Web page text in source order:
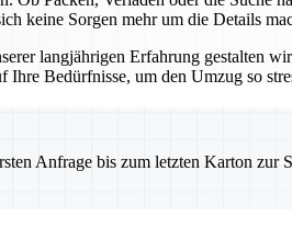
keine Sorgen mehr um die Details
langjährigen Erfahrung gestalten
Bedürfnisse, um den Umzug so
Anfrage bis zum letzten Karton zur